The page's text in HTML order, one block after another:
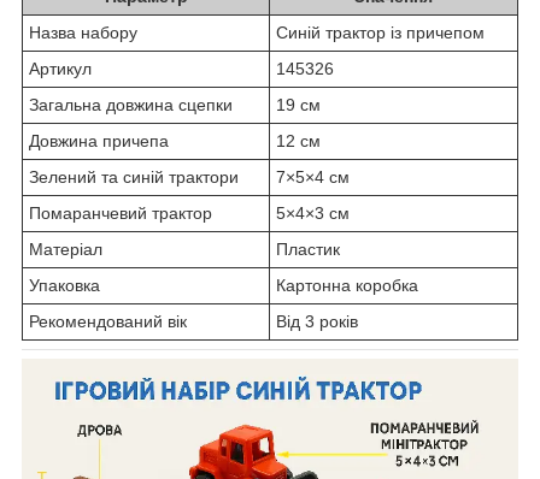
Назва набору
Синій трактор із причепом
Артикул
145326
Загальна довжина сцепки
19 см
Довжина причепа
12 см
Зелений та синій трактори
7×5×4 см
Помаранчевий трактор
5×4×3 см
Матеріал
Пластик
Упаковка
Картонна коробка
Рекомендований вік
Від 3 років